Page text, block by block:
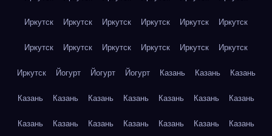
Иркутск Иркутск Иркутск Иркутск Иркутск Иркутск
Иркутск Иркутск Иркутск Иркутск Иркутск Иркутск
Иркутск Йогурт Йогурт Йогурт Казань Казань Казань
Казань Казань Казань Казань Казань Казань Казань
Казань Казань Казань Казань Казань Казань Казань